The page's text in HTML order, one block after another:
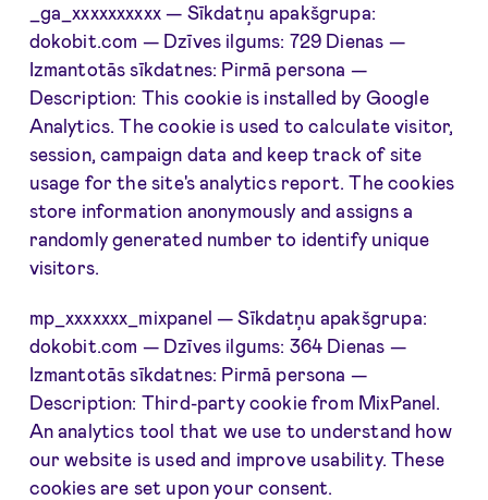
_ga_xxxxxxxxxx — Sīkdatņu apakšgrupa:
dokobit.com — Dzīves ilgums: 729 Dienas —
Izmantotās sīkdatnes: Pirmā persona —
Description: This cookie is installed by Google
Analytics. The cookie is used to calculate visitor,
session, campaign data and keep track of site
usage for the site's analytics report. The cookies
store information anonymously and assigns a
randomly generated number to identify unique
visitors.
mp_xxxxxxx_mixpanel — Sīkdatņu apakšgrupa:
dokobit.com — Dzīves ilgums: 364 Dienas —
Izmantotās sīkdatnes: Pirmā persona —
Description: Third-party cookie from MixPanel.
An analytics tool that we use to understand how
our website is used and improve usability. These
cookies are set upon your consent.